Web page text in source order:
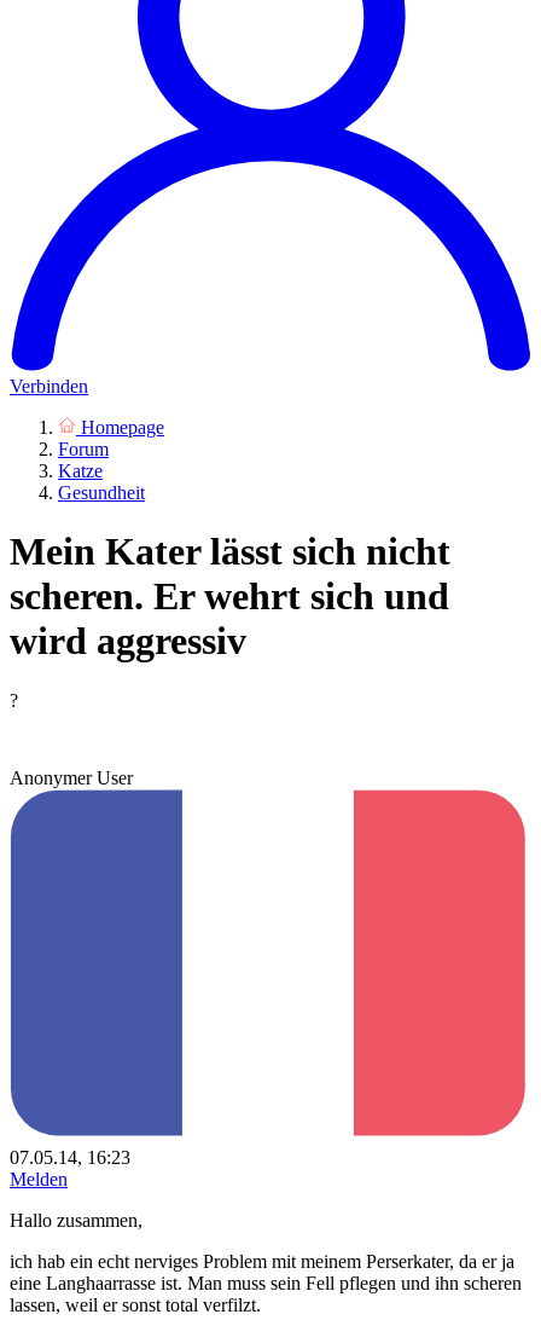
Verbinden
Homepage
Forum
Katze
Gesundheit
Mein Kater lässt sich nicht
scheren. Er wehrt sich und
wird aggressiv
?
Anonymer User
07.05.14, 16:23
Melden
Hallo zusammen,
ich hab ein echt nerviges Problem mit meinem Perserkater, da er ja
eine Langhaarrasse ist. Man muss sein Fell pflegen und ihn scheren
lassen, weil er sonst total verfilzt.